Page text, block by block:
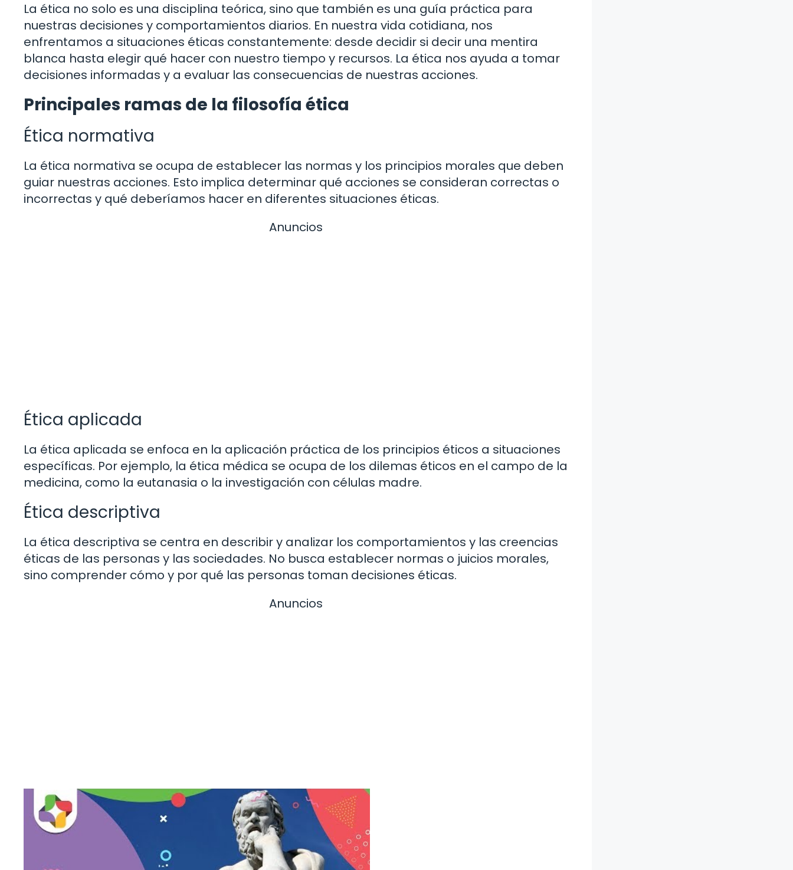
La ética no solo es una disciplina teórica, sino que también es una guía práctica para
nuestras decisiones y comportamientos diarios. En nuestra vida cotidiana, nos
enfrentamos a situaciones éticas constantemente: desde decidir si decir una mentira
blanca hasta elegir qué hacer con nuestro tiempo y recursos. La ética nos ayuda a tomar
decisiones informadas y a evaluar las consecuencias de nuestras acciones.
Principales ramas de la filosofía ética
Ética normativa
La ética normativa se ocupa de establecer las normas y los principios morales que deben
guiar nuestras acciones. Esto implica determinar qué acciones se consideran correctas o
incorrectas y qué deberíamos hacer en diferentes situaciones éticas.
Anuncios
Ética aplicada
La ética aplicada se enfoca en la aplicación práctica de los principios éticos a situaciones
específicas. Por ejemplo, la ética médica se ocupa de los dilemas éticos en el campo de la
medicina, como la eutanasia o la investigación con células madre.
Ética descriptiva
La ética descriptiva se centra en describir y analizar los comportamientos y las creencias
éticas de las personas y las sociedades. No busca establecer normas o juicios morales,
sino comprender cómo y por qué las personas toman decisiones éticas.
Anuncios